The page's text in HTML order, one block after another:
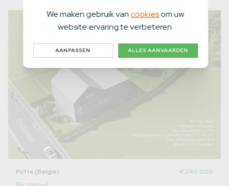
Putte (België)
€ 240.000
2
We maken gebruik vancookiesom uw
website ervaring te verbeteren.
AANPASSEN ALLES AANVAARDEN